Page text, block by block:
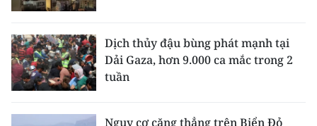
Dịch thủy đậu bùng phát mạnh tại
Dải Gaza, hơn 9.000 ca mắc trong 2
tuần
Nguy cơ căng thẳng trên Biển Đỏ